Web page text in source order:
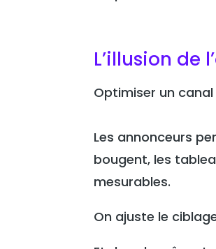
L’illusion de
Optimiser un
Les annonceurs
bougent, les
mesurables.
On ajuste le